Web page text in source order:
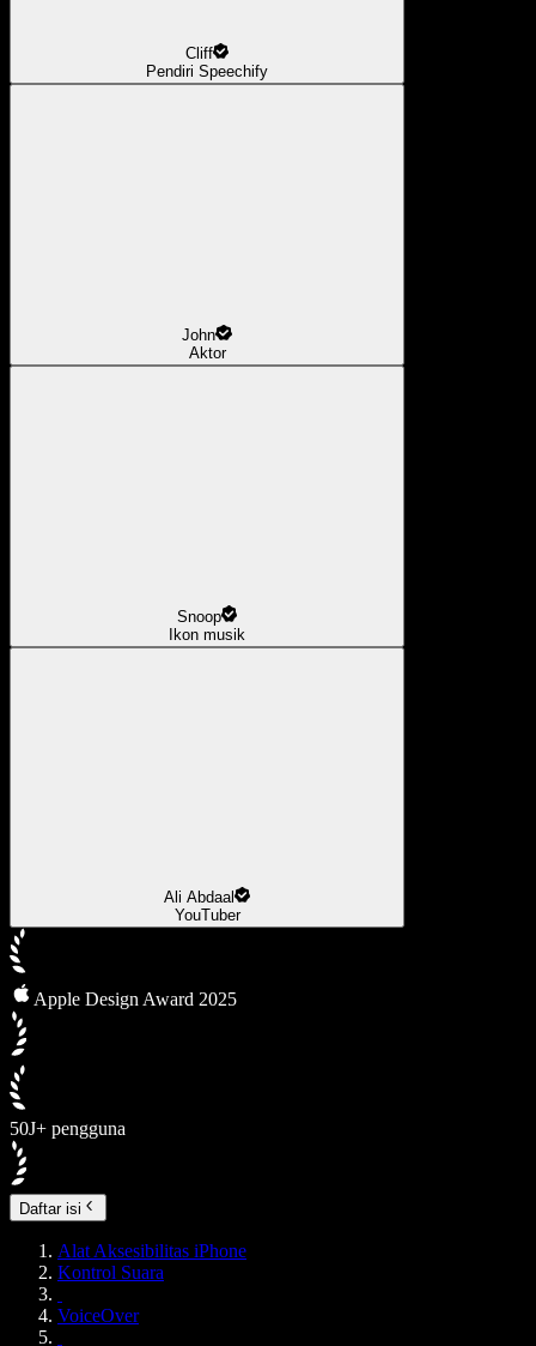
Cliff
Pendiri Speechify
John
Aktor
Snoop
Ikon musik
Ali Abdaal
YouTuber
Apple Design Award 2025
50J+ pengguna
Daftar isi
Alat Aksesibilitas iPhone
Kontrol Suara
VoiceOver